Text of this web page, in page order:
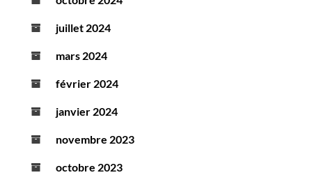
juillet 2024
mars 2024
février 2024
janvier 2024
novembre 2023
octobre 2023